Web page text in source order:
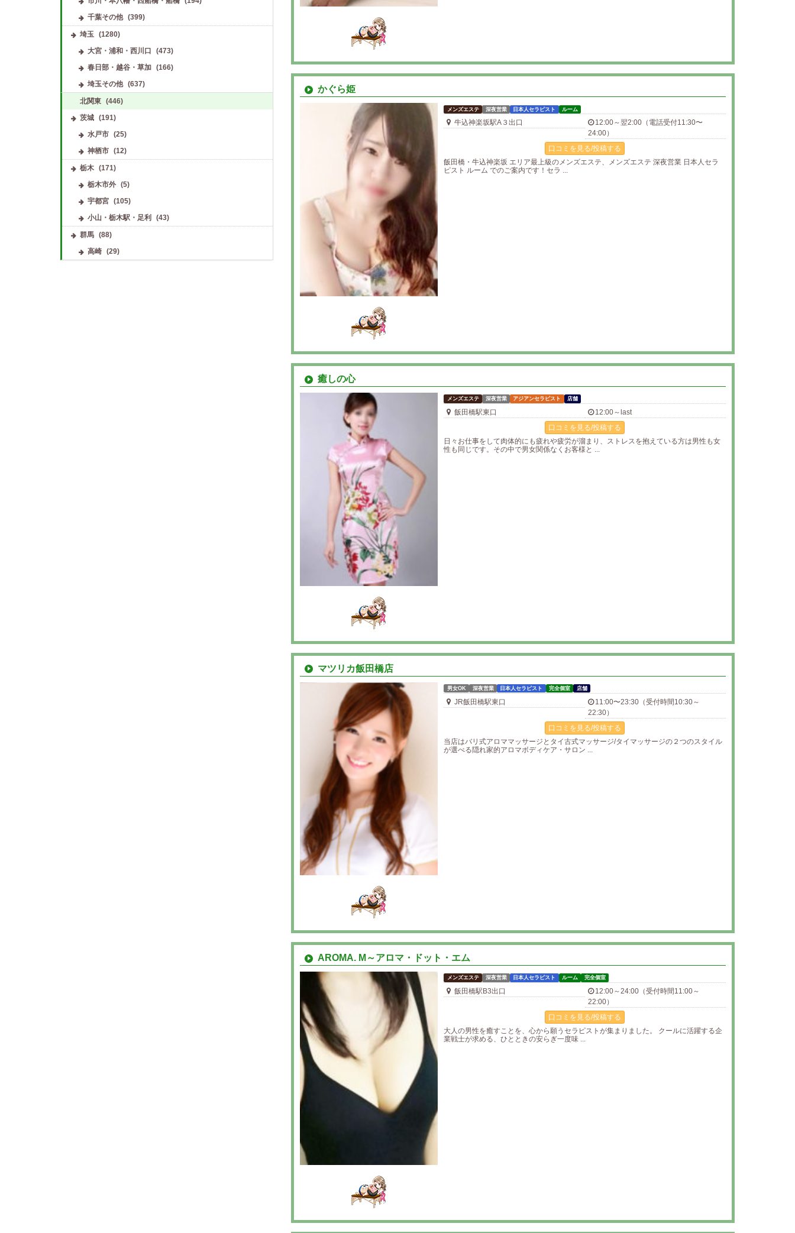
かぐら姫
メンズエステ 深夜営業 日本人セラピスト ルーム
牛込神楽坂駅A３出口
12:00～翌2:00（電話受付11:30〜
24:00）
口コミを見る/投稿する
飯田橋・牛込神楽坂 エリア最上級のメンズエステ、メンズエステ 深夜営業 日本人セラ
ピスト ルーム でのご案内です！セラ ...
癒しの心
メンズエステ 深夜営業 アジアンセラピスト 店舗
飯田橋駅東口
12:00～last
口コミを見る/投稿する
日々お仕事をして肉体的にも疲れや疲労が溜まり、ストレスを抱えている方は男性も女
性も同じです。その中で男女関係なくお客様と ...
マツリカ飯田橋店
男女OK 深夜営業 日本人セラピスト 完全個室 店舗
JR飯田橋駅東口
11:00〜23:30（受付時間10:30～
22:30）
口コミを見る/投稿する
当店はバリ式アロママッサージとタイ古式マッサージ/タイマッサージの２つのスタイル
が選べる隠れ家的アロマボディケア・サロン ...
AROMA. M～アロマ・ドット・エム
メンズエステ 深夜営業 日本人セラピスト ルーム 完全個室
飯田橋駅B3出口
12:00～24:00（受付時間11:00～
22:00）
口コミを見る/投稿する
大人の男性を癒すことを、心から願うセラピストが集まりました。 クールに活躍する企
業戦士が求める、ひとときの安らぎ一度味 ...
千葉その他
(399)
埼玉
(1280)
大宮・浦和・西川口
(473)
春日部・越谷・草加
(166)
埼玉その他
(637)
北関東 (446)
茨城 (191)
水戸市
(25)
神栖市
(12)
栃木 (171)
栃木市外
(5)
宇都宮
(105)
小山・栃木駅・足利
(43)
群馬 (88)
高崎
(29)